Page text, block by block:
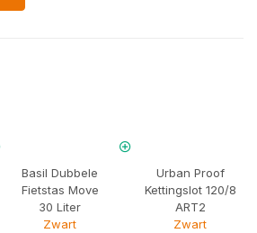
Basil Dubbele
Fietstas Move
30 Liter
Zwart
Urban Proof
Kettingslot 120/8
ART2
Zwart